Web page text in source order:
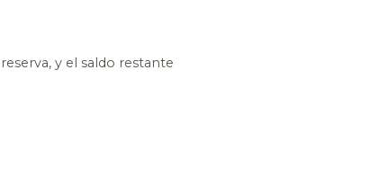
y el saldo restante